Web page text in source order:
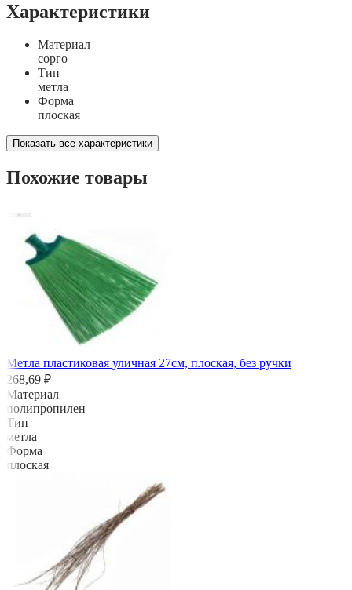
Характеристики
Материал
сорго
Тип
метла
Форма
плоская
Показать все характеристики
Похожие товары
Метла пластиковая уличная 27см, плоская, без ручки
268,69 ₽
Материал
полипропилен
Тип
метла
Форма
плоская